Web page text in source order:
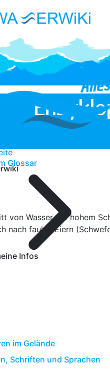
Infos
im Gelände
Schriften und Sprachen
Glossar
von Wasser mit hohem
nach faulen Eiern